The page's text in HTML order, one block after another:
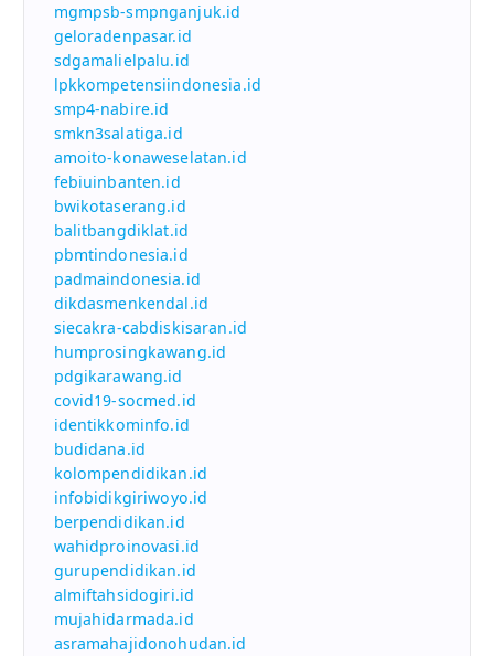
mgmpsb-smpnganjuk.id
geloradenpasar.id
sdgamalielpalu.id
lpkkompetensiindonesia.id
smp4-nabire.id
smkn3salatiga.id
amoito-konaweselatan.id
febiuinbanten.id
bwikotaserang.id
balitbangdiklat.id
pbmtindonesia.id
padmaindonesia.id
dikdasmenkendal.id
siecakra-cabdiskisaran.id
humprosingkawang.id
pdgikarawang.id
covid19-socmed.id
identikkominfo.id
budidana.id
kolompendidikan.id
infobidikgiriwoyo.id
berpendidikan.id
wahidproinovasi.id
gurupendidikan.id
almiftahsidogiri.id
mujahidarmada.id
asramahajidonohudan.id